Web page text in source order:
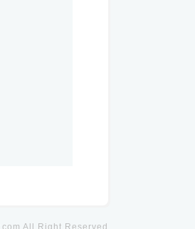
.com All Right Reserved